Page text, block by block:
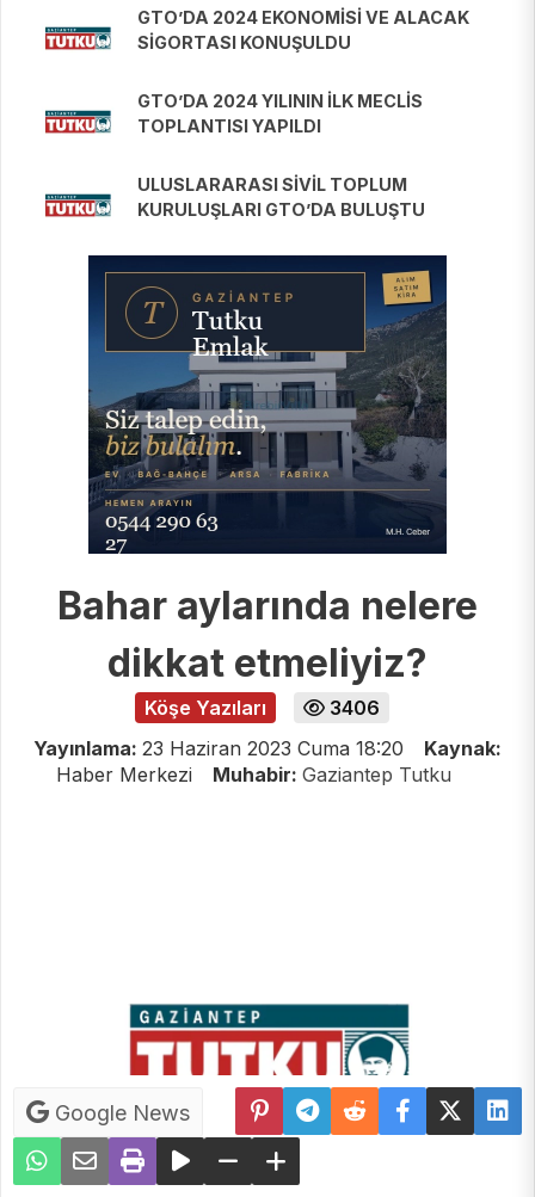
GTO’DA 2024 EKONOMİSİ VE ALACAK
SİGORTASI KONUŞULDU
GTO’DA 2024 YILININ İLK MECLİS
TOPLANTISI YAPILDI
ULUSLARARASI SİVİL TOPLUM
KURULUŞLARI GTO’DA BULUŞTU
Bahar aylarında nelere
dikkat etmeliyiz?
Köşe Yazıları
3406
Yayınlama: 23 Haziran 2023 Cuma 18:20
Kaynak:
Haber Merkezi
Muhabir: Gaziantep Tutku
Google News